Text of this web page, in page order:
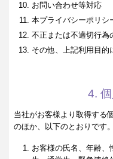
お問い合わせ等対応
本プライバシーポリシ
不正または不適切行為
その他、上記利用目的
4.
当社がお客様より取得する
のほか、以下のとおりです。
お客様の氏名、年齢、